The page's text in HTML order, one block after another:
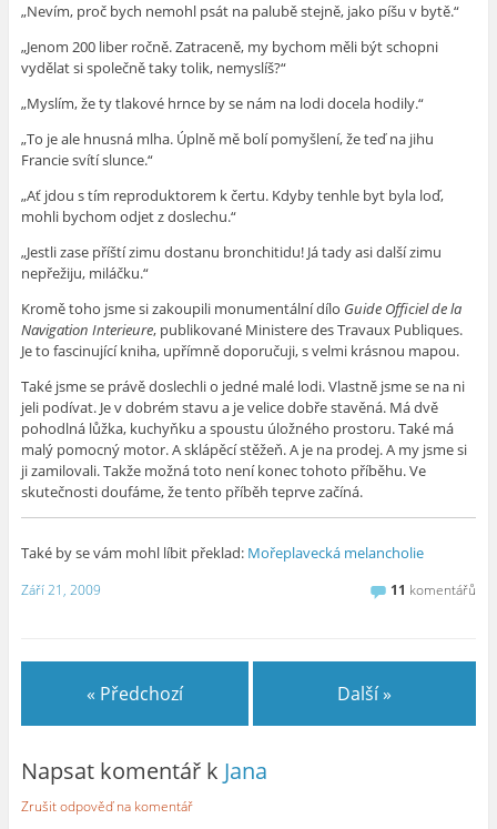
„Nevím, proč bych nemohl psát na palubě stejně, jako píšu v bytě.“
„Jenom 200 liber ročně. Zatraceně, my bychom měli být schopni
vydělat si společně taky tolik, nemyslíš?“
„Myslím, že ty tlakové hrnce by se nám na lodi docela hodily.“
„To je ale hnusná mlha. Úplně mě bolí pomyšlení, že teď na jihu
Francie svítí slunce.“
„Ať jdou s tím reproduktorem k čertu. Kdyby tenhle byt byla loď,
mohli bychom odjet z doslechu.“
„Jestli zase příští zimu dostanu bronchitidu! Já tady asi další zimu
nepřežiju, miláčku.“
Kromě toho jsme si zakoupili monumentální dílo Guide Officiel de la
Navigation Interieure, publikované Ministere des Travaux Publiques.
Je to fascinující kniha, upřímně doporučuji, s velmi krásnou mapou.
Také jsme se právě doslechli o jedné malé lodi. Vlastně jsme se na ni
jeli podívat. Je v dobrém stavu a je velice dobře stavěná. Má dvě
pohodlná lůžka, kuchyňku a spoustu úložného prostoru. Také má
malý pomocný motor. A sklápěcí stěžeň. A je na prodej. A my jsme si
ji zamilovali. Takže možná toto není konec tohoto příběhu. Ve
skutečnosti doufáme, že tento příběh teprve začíná.
Také by se vám mohl líbit překlad: Mořeplavecká melancholie
Září 21, 2009 11 komentářů
« Předchozí Další »
Napsat komentář k Jana
Zrušit odpověď na komentář